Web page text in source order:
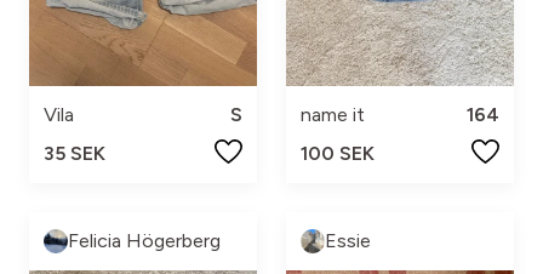
Vila
S
35 SEK
name it
164
100 SEK
Felicia Högerberg Essie